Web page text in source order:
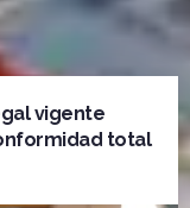
vigente
total